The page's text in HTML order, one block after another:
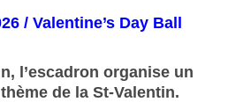
/ Valentine’s Day Ball
l’escadron organise un
de la St-Valentin.